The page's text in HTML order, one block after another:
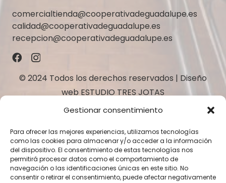
Gestionar consentimiento
Para ofrecer las mejores experiencias, utilizamos tecnologías
como las cookies para almacenar y/o acceder a la información
del dispositivo. El consentimiento de estas tecnologías nos
permitirá procesar datos como el comportamiento de
navegación o las identificaciones únicas en este sitio. No
consentir o retirar el consentimiento, puede afectar negativamente
comercialtienda@cooperativadeguadalupe.es
calidad@cooperativadeguadalupe.es
recepcion@cooperativadeguadalupe.es
© 2024 Todos los derechos reservados | Diseño
web ESTUDIO TRES JOTAS